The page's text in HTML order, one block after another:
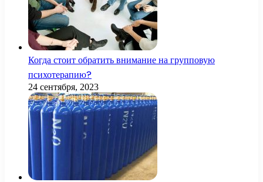
Когда стоит обратить внимание на групповую
психотерапию?
24 сентября, 2023